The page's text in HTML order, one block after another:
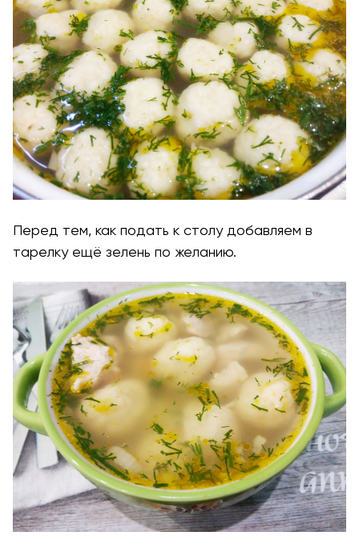
Перед тем, как подать к столу добавляем в
тарелку ещё зелень по желанию.